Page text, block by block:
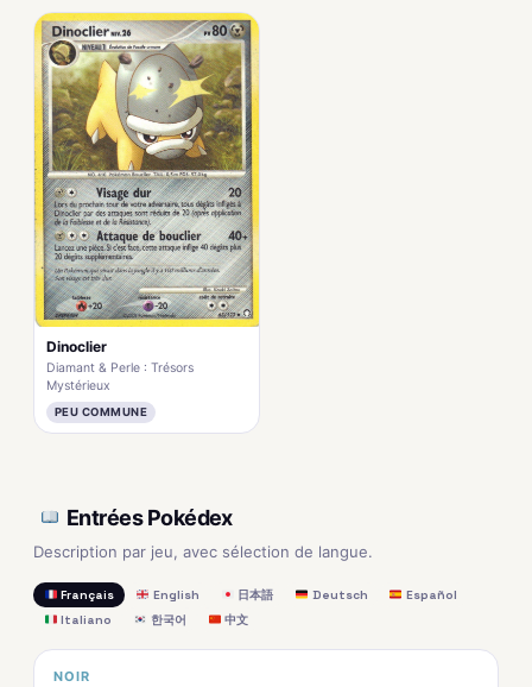
Dinoclier
Diamant & Perle : Trésors
Mystérieux
PEU COMMUNE
Entrées Pokédex
Description par jeu, avec sélection de langue.
Français English 日本語 Deutsch
Español
Italiano
한국어 中文
NOIR